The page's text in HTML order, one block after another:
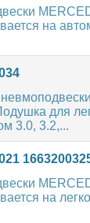
на
для
3.0, 3.2,...
на